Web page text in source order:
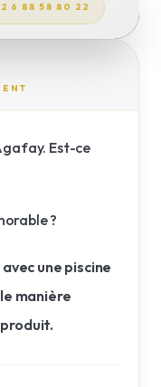
6 88 58 80 22
Est-ce
?
une piscine
manière